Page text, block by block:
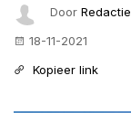
Door Redactie
18-11-2021
Kopieer link